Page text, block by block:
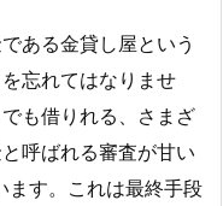
ある金貸し屋という
忘れてはなりませ
も借りれる、さまざ
呼ばれる審査が甘い
ます。これは最終手段